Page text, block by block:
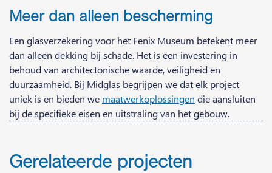
Meer dan alleen bescherming
Een glasverzekering voor het Fenix Museum betekent meer
dan alleen dekking bij schade. Het is een investering in
behoud van architectonische waarde, veiligheid en
duurzaamheid. Bij Midglas begrijpen we dat elk project
uniek is en bieden we maatwerkoplossingen die aansluiten
bij de specifieke eisen en uitstraling van het gebouw.
Gerelateerde projecten